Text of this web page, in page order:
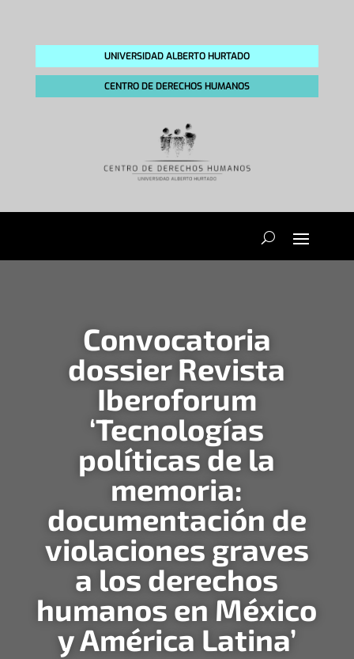
UNIVERSIDAD ALBERTO HURTADO
CENTRO DE DERECHOS HUMANOS
Convocatoria
dossier Revista
Iberoforum
‘Tecnologías
políticas de la
memoria:
documentación de
violaciones graves
a los derechos
humanos en México
y América Latina’